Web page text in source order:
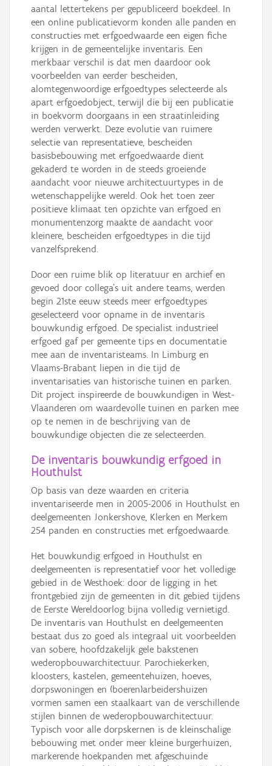
aantal lettertekens per gepubliceerd boekdeel. In
een online publicatievorm konden alle panden en
constructies met erfgoedwaarde een eigen fiche
krijgen in de gemeentelijke inventaris. Een
merkbaar verschil is dat men daardoor ook
voorbeelden van eerder bescheiden,
alomtegenwoordige erfgoedtypes selecteerde als
apart erfgoedobject, terwijl die bij een publicatie
in boekvorm doorgaans in een straatinleiding
werden verwerkt. Deze evolutie van ruimere
selectie van representatieve, bescheiden
basisbebouwing met erfgoedwaarde dient
gekaderd te worden in de steeds groeiende
aandacht voor nieuwe architectuurtypes in de
wetenschappelijke wereld. Ook het toen zeer
positieve klimaat ten opzichte van erfgoed en
monumentenzorg maakte de aandacht voor
kleinere, bescheiden erfgoedtypes in die tijd
vanzelfsprekend.
Door een ruime blik op literatuur en archief en
gevoed door collega’s uit andere teams, werden
begin 21ste eeuw steeds meer erfgoedtypes
geselecteerd voor opname in de inventaris
bouwkundig erfgoed. De specialist industrieel
erfgoed gaf per gemeente tips en documentatie
mee aan de inventaristeams. In Limburg en
Vlaams-Brabant liepen in die tijd de
inventarisaties van historische tuinen en parken.
Dit project inspireerde de bouwkundigen in West-
Vlaanderen om waardevolle tuinen en parken mee
op te nemen in de beschrijving van de
bouwkundige objecten die ze selecteerden.
De inventaris bouwkundig erfgoed in
Houthulst
Op basis van deze waarden en criteria
inventariseerde men in 2005-2006 in Houthulst en
deelgemeenten Jonkershove, Klerken en Merkem
254 panden en constructies met erfgoedwaarde.
Het bouwkundig erfgoed in Houthulst en
deelgemeenten is representatief voor het volledige
gebied in de Westhoek: door de ligging in het
frontgebied zijn de gemeenten in dit gebied tijdens
de Eerste Wereldoorlog bijna volledig vernietigd.
De inventaris van Houthulst en deelgemeenten
bestaat dus zo goed als integraal uit voorbeelden
van sobere, hoofdzakelijk gele bakstenen
wederopbouwarchitectuur. Parochiekerken,
kloosters, kastelen, gemeentehuizen, hoeves,
dorpswoningen en (boeren)arbeidershuizen
vormen samen een staalkaart van de verschillende
stijlen binnen de wederopbouwarchitectuur.
Typisch voor alle dorpskernen is de kleinschalige
bebouwing met onder meer kleine burgerhuizen,
markerende hoekpanden met afgeschuinde